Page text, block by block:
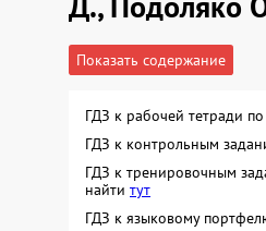
Показать содержание
ГДЗ к рабочей тетради
ГДЗ к контрольным
ГДЗ к тренировочным
найти тут
ГДЗ к языковому